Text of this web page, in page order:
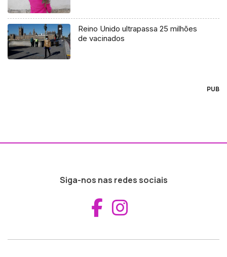
Reino Unido ultrapassa 25 milhões
de vacinados
PUB
Siga-nos nas redes sociais
Aceder ao